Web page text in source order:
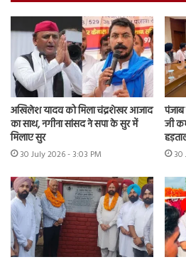
अखिलेश यादव को मिला चंद्रशेखर आजाद
का साथ, नगीना सांसद ने सपा के सुर में
मिलाए सुर
30 July 2026 - 3:03 PM
पंजाब
जी
30